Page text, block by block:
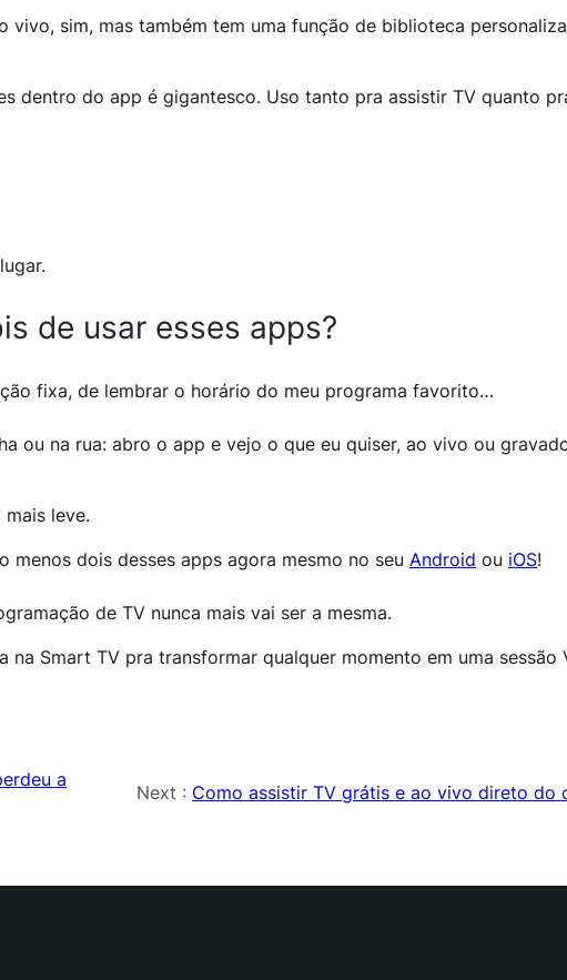
vivo, sim, mas também tem uma função de biblioteca
dentro do app é gigantesco. Uso tanto pra assistir TV quanto
de usar esses apps?
fixa, de lembrar o horário do meu programa favorito…
ou na rua: abro o app e vejo o que eu quiser, ao vivo ou
leve.
menos dois desses apps agora mesmo no seu Android ou iOS!
de TV nunca mais vai ser a mesma.
Smart TV pra transformar qualquer momento em uma sessão
a
Next : Como assistir TV grátis e ao vivo direto do